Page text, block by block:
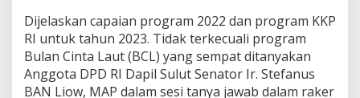
Dijelaskan capaian program 2022 dan program KKP
RI untuk tahun 2023. Tidak terkecuali program
Bulan Cinta Laut (BCL) yang sempat ditanyakan
Anggota DPD RI Dapil Sulut Senator Ir. Stefanus
BAN Liow, MAP dalam sesi tanya jawab dalam raker